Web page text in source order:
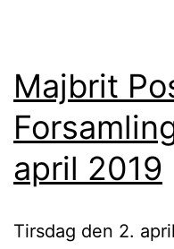
Majbrit
april 2019
Tirsdag den 2.